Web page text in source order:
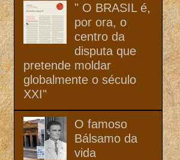
" O BRASIL é,
por ora, o
centro da
disputa que
pretende moldar
globalmente o século
XXI"
O famoso
Bálsamo da
vida